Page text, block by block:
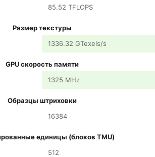
85.52 TFLOPS
Размер текстуры
1336.32 GTexels/s
GPU скорость памяти
1325 MHz
Образцы штриховки
16384
единицы (блоков TMU)
512